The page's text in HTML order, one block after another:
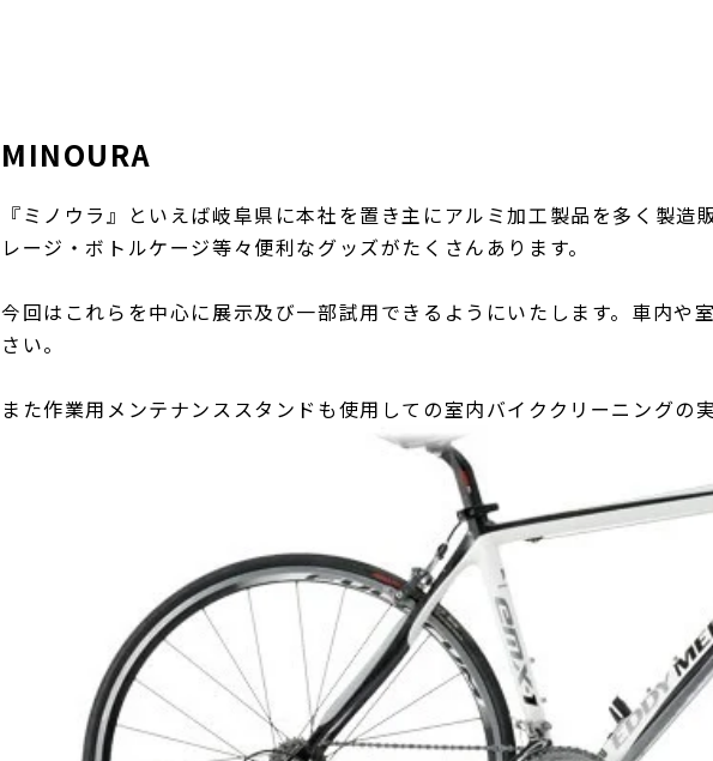
MINOURA
『ミノウラ』といえば岐阜県に本社を置き主にアルミ加工製品を多く製
レージ・ボトルケージ等々便利なグッズがたくさんあります。
今回はこれらを中心に展示及び一部試用できるようにいたします。車内や
さい。
また作業用メンテナンススタンドも使用しての室内バイククリーニングの